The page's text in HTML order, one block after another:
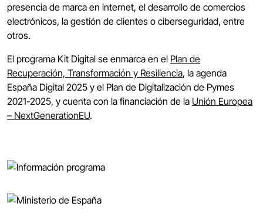
presencia de marca en internet, el desarrollo de comercios
electrónicos, la gestión de clientes o ciberseguridad, entre
otros.
El programa Kit Digital se enmarca en el Plan de
Recuperación, Transformación y Resiliencia, la agenda
España Digital 2025 y el Plan de Digitalización de Pymes
2021-2025, y cuenta con la financiación de la Unión Europea
– NextGenerationEU.